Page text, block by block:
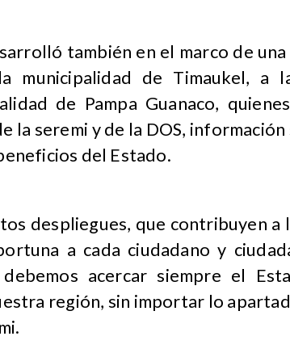
también en el marco de
municipalidad de Timaukel, a
de Pampa Guanaco,
la seremi y de la DOS,
del Estado.
despliegues, que contribuyen a
a cada ciudadano y
acercar siempre el
región, sin importar lo